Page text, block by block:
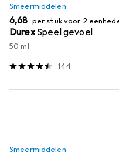
Smeermiddelen
EUR
6,68 per stuk voor 2
Durex Speel gevoel
50 ml
144
Smeermiddelen